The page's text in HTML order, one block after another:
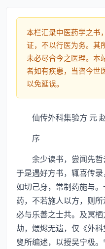
本栏汇录中医药学之书
证，不以行医为务。其
未必尽合今之医理。本
者如有疾患，当咨今世
以免延误。
仙传外科集验方 元
序
余少读书，尝闻先哲
于是遇好方书，辄喜传录
如切己身，常制药施与
药，不若施人以方，则所
必与乐善之士共。及冥
劫，煨烬无遗，仅《外
叟所编述，以授吴宁极